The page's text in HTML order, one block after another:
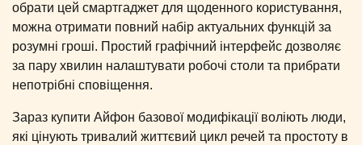
обрати цей смартгаджет для щоденного користування,
можна отримати повний набір актуальних функцій за
розумні гроші. Простий графічний інтерфейс дозволяє
за пару хвилин налаштувати робочі столи та прибрати
непотрібні сповіщення.
Зараз купити Айфон базової модифікації воліють люди,
які цінують тривалий життєвий цикл речей та простоту в